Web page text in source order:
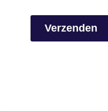
Verzenden